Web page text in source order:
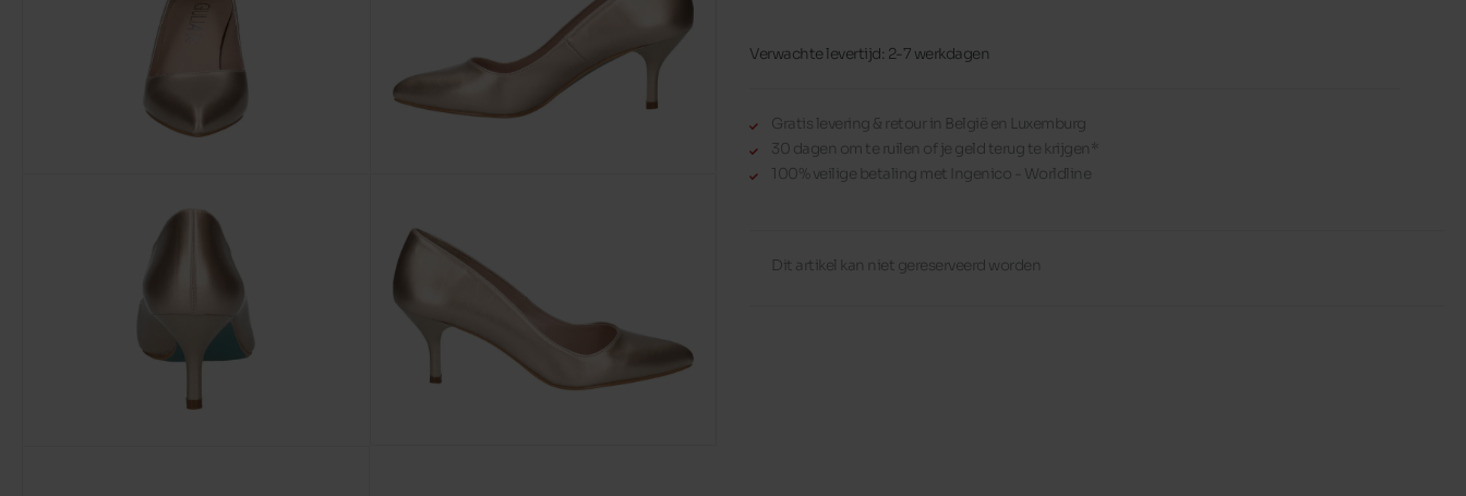
Verwachte levertijd: 2-7 werkdagen
Gratis levering & retour in België en Luxemburg
30 dagen om te ruilen of je geld terug te krijgen*
100% veilige betaling met Ingenico - Worldline
Dit artikel kan niet gereserveerd worden